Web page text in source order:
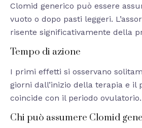
Clomid generico può essere
vuoto o dopo pasti leggeri.
risente significativamente della
Tempo di azione
I primi effetti si osservano
giorni dall’inizio della terapia e il
coincide con il periodo ovulatorio.
Chi può assumere Clomid